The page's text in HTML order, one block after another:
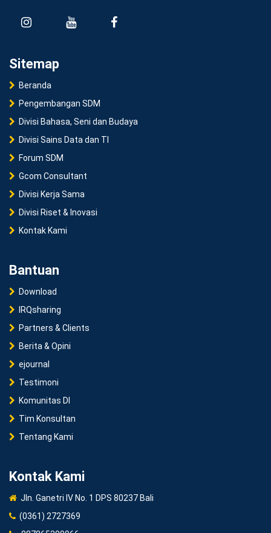
Sitemap
Beranda
Pengembangan SDM
Divisi Bahasa, Seni dan Budaya
Divisi Sains Data dan TI
Forum SDM
Gcom Consultant
Divisi Kerja Sama
Divisi Riset & Inovasi
Kontak Kami
Bantuan
Download
IRQsharing
Partners & Clients
Berita & Opini
ejournal
Testimoni
Komunitas DI
Tim Konsultan
Tentang Kami
Kontak Kami
Jln. Ganetri IV No. 1 DPS 80237 Bali
(0361) 2727369